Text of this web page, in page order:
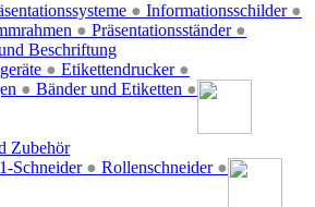
● Informationsschilder ●
● Präsentationsständer ●
Beschriftung
● Etikettendrucker ●
● Bänder und Etiketten ●
Zubehör
Schneider ● Rollenschneider ●